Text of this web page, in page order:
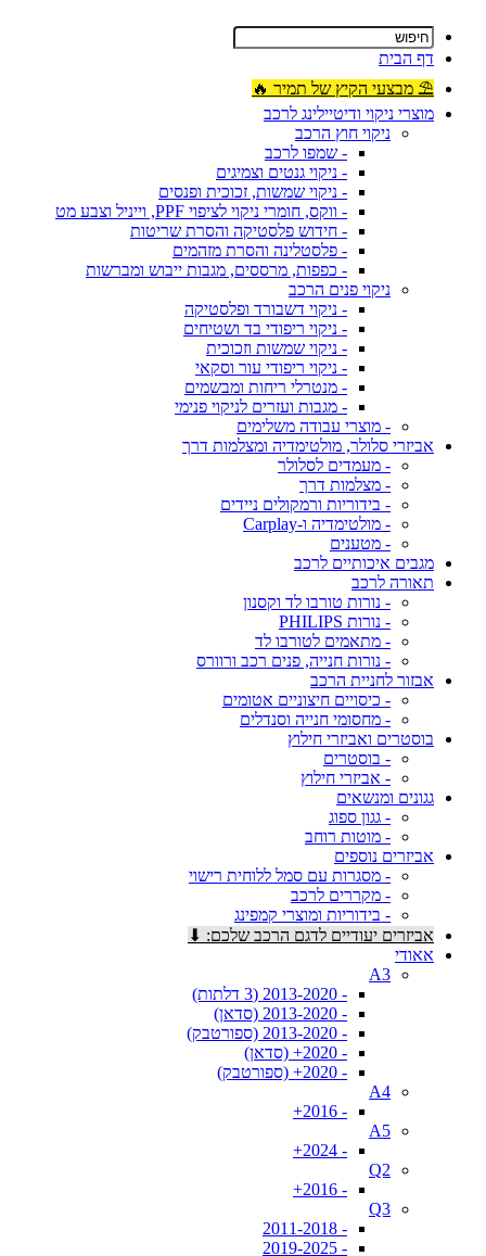
דף הבית
⛱ מבצעי הקיץ של תמיר 🔥
מוצרי ניקוי ודיטיילינג לרכב
ניקוי חוץ הרכב
- שמפו לרכב
- ניקוי גנטים וצמיגים
- ניקוי שמשות, זכוכית ופנסים
- ווקס, חומרי ניקוי לציפוי PPF, וייניל וצבע מט
- חידוש פלסטיקה והסרת שריטות
- פלסטלינה והסרת מזהמים
- כפפות, מרססים, מגבות ייבוש ומברשות
ניקוי פנים הרכב
- ניקוי דשבורד ופלסטיקה
- ניקוי ריפודי בד ושטיחים
- ניקוי שמשות וזכוכית
- ניקוי ריפודי עור וסקאי
- מנטרלי ריחות ומבשמים
- מגבות ועזרים לניקוי פנימי
- מוצרי עבודה משלימים
אביזרי סלולר, מולטימדיה ומצלמות דרך
- מעמדים לסלולר
- מצלמות דרך
- בידוריות ורמקולים ניידים
- מולטימדיה ו-Carplay
- מטענים
מגבים איכותיים לרכב
תאורה לרכב
- נורות טורבו לד וקסנון
- נורות PHILIPS
- מתאמים לטורבו לד
- נורות חנייה, פנים רכב ורוורס
אבזור לחניית הרכב
- כיסויים חיצוניים אטומים
- מחסומי חנייה וסנדלים
בוסטרים ואביזרי חילוץ
- בוסטרים
- אביזרי חילוץ
גגונים ומנשאים
- גגון ספוג
- מוטות רוחב
אביזרים נוספים
- מסגרות עם סמל ללוחית רישוי
- מקררים לרכב
- בידוריות ומוצרי קמפינג
אביזרים יעודיים לדגם הרכב שלכם: ⬇
אאודי
A3
- 2013-2020 (3 דלתות)
- 2013-2020 (סדאן)
- 2013-2020 (ספורטבק)
- 2020+ (סדאן)
- 2020+ (ספורטבק)
A4
- 2016+
A5
- 2024+
Q2
- 2016+
Q3
- 2011-2018
- 2019-2025